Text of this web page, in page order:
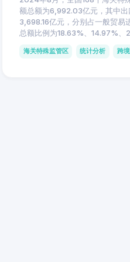
额总额为6,992.03亿元，其中
3,698.16亿元，分别占一般贸易
总额比例为18.63%、14.97%、
海关特殊监管区 统计分析 跨